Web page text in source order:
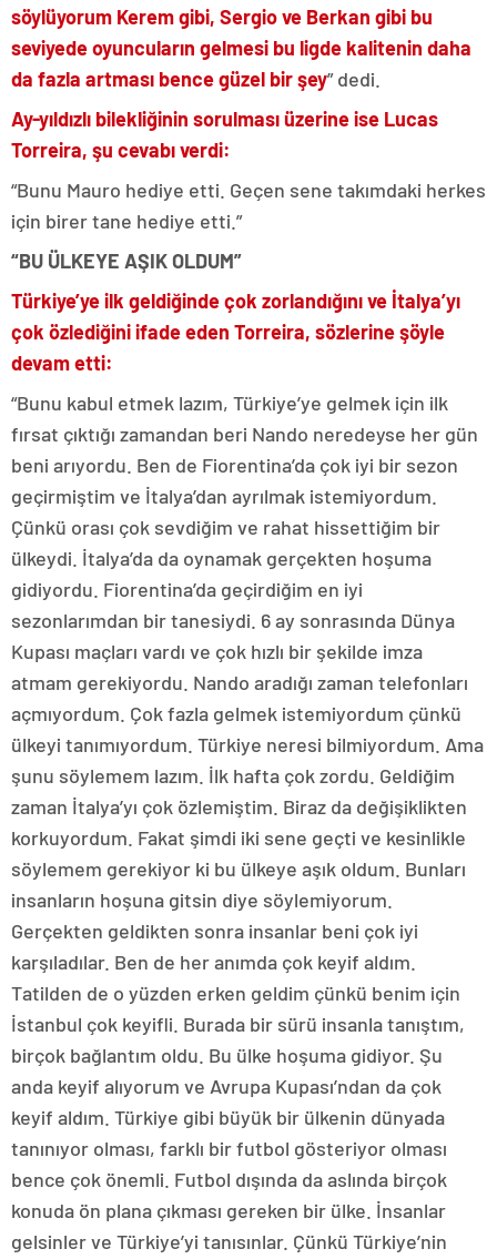
söylüyorum Kerem gibi, Sergio ve Berkan gibi bu
seviyede oyuncuların gelmesi bu ligde kalitenin daha
da fazla artması bence güzel bir şey” dedi.
Ay-yıldızlı bilekliğinin sorulması üzerine ise Lucas
Torreira, şu cevabı verdi:
“Bunu Mauro hediye etti. Geçen sene takımdaki herkes
için birer tane hediye etti.”
“BU ÜLKEYE AŞIK OLDUM”
Türkiye’ye ilk geldiğinde çok zorlandığını ve İtalya’yı
çok özlediğini ifade eden Torreira, sözlerine şöyle
devam etti:
“Bunu kabul etmek lazım, Türkiye’ye gelmek için ilk
fırsat çıktığı zamandan beri Nando neredeyse her gün
beni arıyordu. Ben de Fiorentina’da çok iyi bir sezon
geçirmiştim ve İtalya’dan ayrılmak istemiyordum.
Çünkü orası çok sevdiğim ve rahat hissettiğim bir
ülkeydi. İtalya’da da oynamak gerçekten hoşuma
gidiyordu. Fiorentina’da geçirdiğim en iyi
sezonlarımdan bir tanesiydi. 6 ay sonrasında Dünya
Kupası maçları vardı ve çok hızlı bir şekilde imza
atmam gerekiyordu. Nando aradığı zaman telefonları
açmıyordum. Çok fazla gelmek istemiyordum çünkü
ülkeyi tanımıyordum. Türkiye neresi bilmiyordum. Ama
şunu söylemem lazım. İlk hafta çok zordu. Geldiğim
zaman İtalya’yı çok özlemiştim. Biraz da değişiklikten
korkuyordum. Fakat şimdi iki sene geçti ve kesinlikle
söylemem gerekiyor ki bu ülkeye aşık oldum. Bunları
insanların hoşuna gitsin diye söylemiyorum.
Gerçekten geldikten sonra insanlar beni çok iyi
karşıladılar. Ben de her anımda çok keyif aldım.
Tatilden de o yüzden erken geldim çünkü benim için
İstanbul çok keyifli. Burada bir sürü insanla tanıştım,
birçok bağlantım oldu. Bu ülke hoşuma gidiyor. Şu
anda keyif alıyorum ve Avrupa Kupası’ndan da çok
keyif aldım. Türkiye gibi büyük bir ülkenin dünyada
tanınıyor olması, farklı bir futbol gösteriyor olması
bence çok önemli. Futbol dışında da aslında birçok
konuda ön plana çıkması gereken bir ülke. İnsanlar
gelsinler ve Türkiye’yi tanısınlar. Çünkü Türkiye’nin